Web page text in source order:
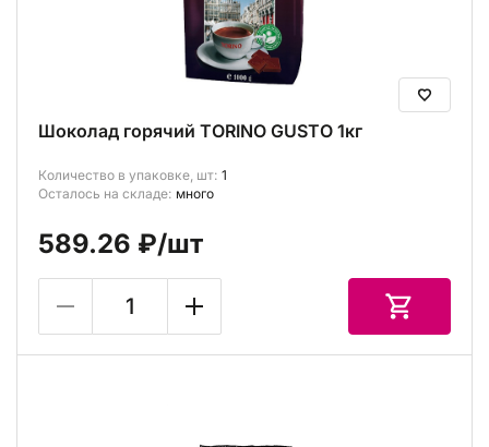
Шоколад горячий TORINO GUSTO 1кг
Количество в упаковке, шт: 1
Осталось на складе: много
589.26 ₽/шт